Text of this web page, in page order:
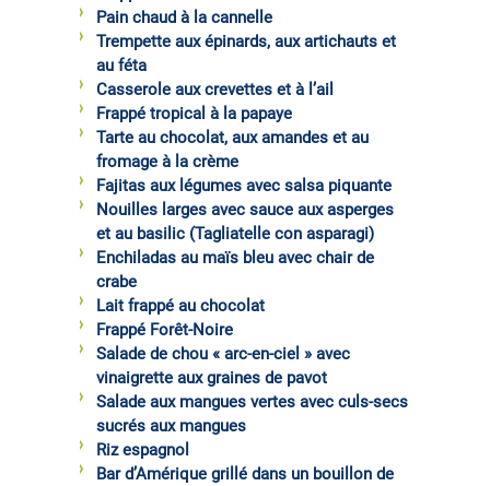
Pain chaud à la cannelle
Trempette aux épinards, aux artichauts et
au féta
Casserole aux crevettes et à l’ail
Frappé tropical à la papaye
Tarte au chocolat, aux amandes et au
fromage à la crème
Fajitas aux légumes avec salsa piquante
Nouilles larges avec sauce aux asperges
et au basilic (Tagliatelle con asparagi)
Enchiladas au maïs bleu avec chair de
crabe
Lait frappé au chocolat
Frappé Forêt-Noire
Salade de chou « arc-en-ciel » avec
vinaigrette aux graines de pavot
Salade aux mangues vertes avec culs-secs
sucrés aux mangues
Riz espagnol
Bar d’Amérique grillé dans un bouillon de